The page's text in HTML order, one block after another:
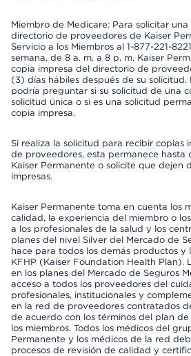
Miembro de Medicare: Para solicitar
directorio de proveedores de Kaiser
Servicio a los Miembros al 1-877-221-
semana, de 8 a. m. a 8 p. m. Kaiser
copia impresa del directorio de
(3) días hábiles después de su solicitud.
podría preguntar si su solicitud de una
solicitud única o si es una solicitud
copia impresa.
Si realiza la solicitud para recibir copias
de proveedores, esta permanece hasta
Kaiser Permanente o solicite que dejen
impresas.
Kaiser Permanente toma en cuenta los
calidad, la experiencia del miembro o
a los profesionales de la salud y los
planes del nivel Silver del Mercado de
hace para todos los demás productos y
KFHP (Kaiser Foundation Health Plan).
en los planes del Mercado de Seguros
acceso a todos los proveedores del
profesionales, institucionales y
en la red de proveedores contratados
de acuerdo con los términos del plan
los miembros. Todos los médicos del
Permanente y los médicos de la red
procesos de revisión de calidad y